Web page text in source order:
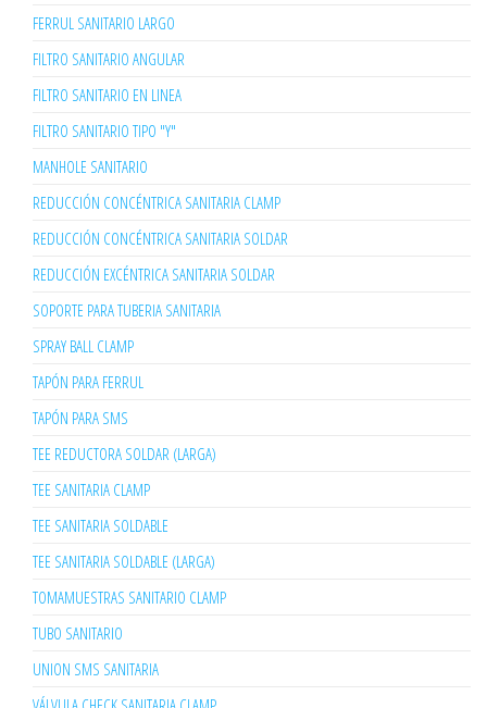
FERRUL SANITARIO LARGO
FILTRO SANITARIO ANGULAR
FILTRO SANITARIO EN LINEA
FILTRO SANITARIO TIPO "Y"
MANHOLE SANITARIO
REDUCCIÓN CONCÉNTRICA SANITARIA CLAMP
REDUCCIÓN CONCÉNTRICA SANITARIA SOLDAR
REDUCCIÓN EXCÉNTRICA SANITARIA SOLDAR
SOPORTE PARA TUBERIA SANITARIA
SPRAY BALL CLAMP
TAPÓN PARA FERRUL
TAPÓN PARA SMS
TEE REDUCTORA SOLDAR (LARGA)
TEE SANITARIA CLAMP
TEE SANITARIA SOLDABLE
TEE SANITARIA SOLDABLE (LARGA)
TOMAMUESTRAS SANITARIO CLAMP
TUBO SANITARIO
UNION SMS SANITARIA